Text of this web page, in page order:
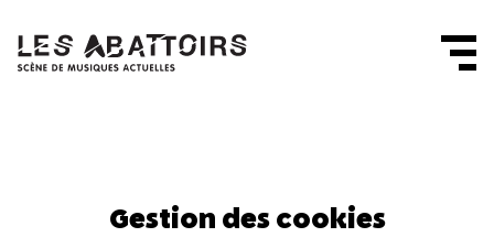
Gestion des cookies